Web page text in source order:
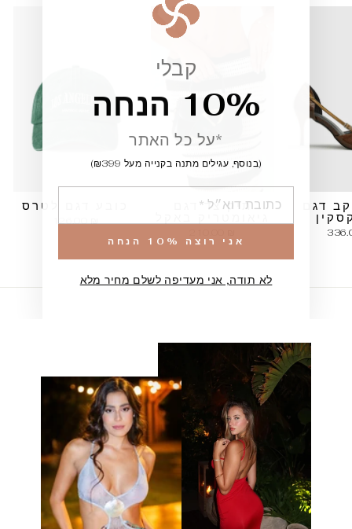
קבלי
10% הנחה
*על כל האתר
(בנוסף, עגילים מתנה בקנייה מעל ₪399)
אני רוצה 10% הנחה
לא תודה, אני מעדיפה לשלם מחיר מלא
כובע דגם לטרס
126.00 ₪
תיק צד דגם דגם